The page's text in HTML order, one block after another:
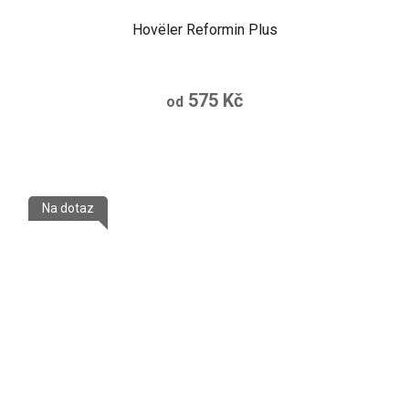
Hovëler Reformin Plus
od 575 Kč
Na dotaz